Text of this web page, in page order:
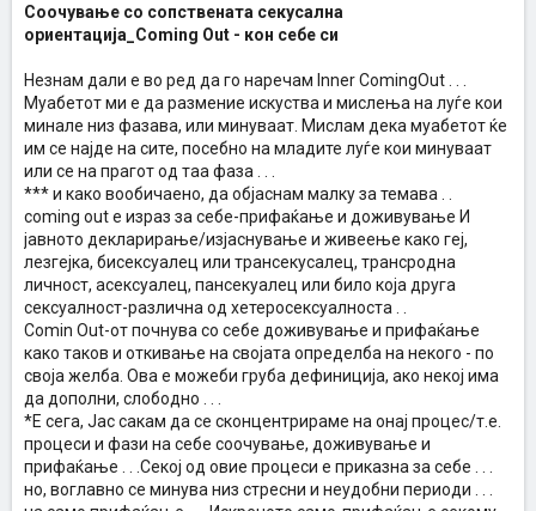
Соочување со сопствената секусална
ориентација_Coming Out - кон себе си
Незнам дали е во ред да го наречам Inner ComingOut . . .
Муабетот ми е да размение искуства и мислења на луѓе кои
минале низ фазава, или минуваат. Мислам дека муабетот ќе
им се најде на сите, посебно на младите луѓе кои минуваат
или се на прагот од таа фаза . . .
*** и како вообичаено, да објаснам малку за темава . .
coming out е израз за себе-прифаќање и доживување И
јавното декларирање/изјаснување и живеење како геј,
лезгејка, бисексуалец или трансекусалец, трансродна
личност, асексуалец, пансекуалец или било која друга
сексуалност-различна од хетеросексуалноста . .
Comin Out-от почнува со себе доживување и прифаќање
како таков и откивање на својата определба на некого - по
своја желба. Ова е можеби груба дефиниција, ако некој има
да дополни, слободно . . .
*Е сега, Јас сакам да се сконцентрираме на онај процес/т.е.
процеси и фази на себе соочување, доживување и
прифаќање . . .Секој од овие процеси е приказна за себе . . .
но, воглавно се минува низ стресни и неудобни периоди . . .